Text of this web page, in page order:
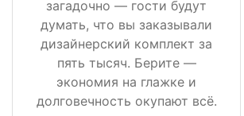
загадочно — гости будут
думать, что вы заказывали
дизайнерский комплект за
пять тысяч. Берите —
экономия на глажке и
долговечность окупают всё.